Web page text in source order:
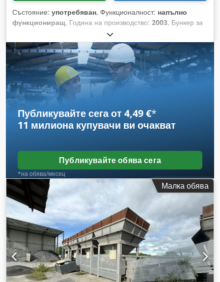
Състояние: употребяван, Функционалност: напълно
функциониращ, Година на производство: 2003, Бункер за
подаване на материали -Конструкция -Решетъчна
платформа -Транспортна лента за изхвърляне/
прехвърляне Djdszq S Hzjpfx Adxekr -Конвейерна лента
Публикувайте сега от 4,49 €*
11 милиона купувачи ви очакват
Публикувайте обява сега
*на обява/месец
Малка обява